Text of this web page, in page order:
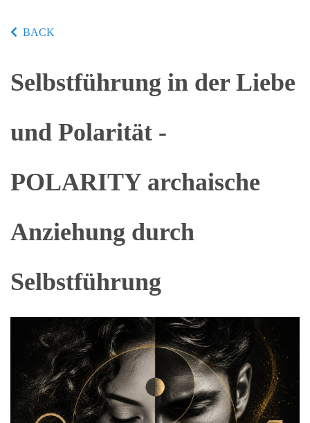
BACK
Selbstführung in der Liebe
und Polarität -
POLARITY archaische
Anziehung durch
Selbstführung